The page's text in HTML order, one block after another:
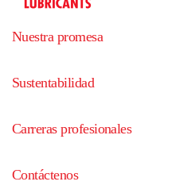
Nuestra promesa
Sustentabilidad
Carreras profesionales
Contáctenos